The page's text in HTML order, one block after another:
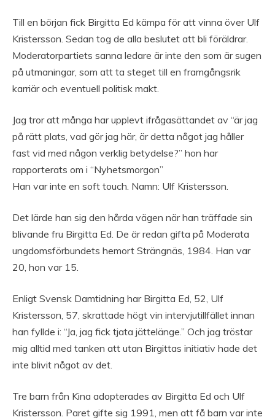
Till en början fick Birgitta Ed kämpa för att vinna över Ulf
Kristersson. Sedan tog de alla beslutet att bli föräldrar.
Moderatorpartiets sanna ledare är inte den som är sugen
på utmaningar, som att ta steget till en framgångsrik
karriär och eventuell politisk makt.
Jag tror att många har upplevt ifrågasättandet av “är jag
på rätt plats, vad gör jag här, är detta något jag håller
fast vid med någon verklig betydelse?” hon har
rapporterats om i “Nyhetsmorgon”
Han var inte en soft touch. Namn: Ulf Kristersson.
Det lärde han sig den hårda vägen när han träffade sin
blivande fru Birgitta Ed. De är redan gifta på Moderata
ungdomsförbundets hemort Strängnäs, 1984. Han var
20, hon var 15.
Enligt Svensk Damtidning har Birgitta Ed, 52, Ulf
Kristersson, 57, skrattade högt vin intervjutillfället innan
han fyllde i: “Ja, jag fick tjata jättelänge.” Och jag tröstar
mig alltid med tanken att utan Birgittas initiativ hade det
inte blivit något av det.
Tre barn från Kina adopterades av Birgitta Ed och Ulf
Kristersson. Paret gifte sig 1991, men att få barn var inte